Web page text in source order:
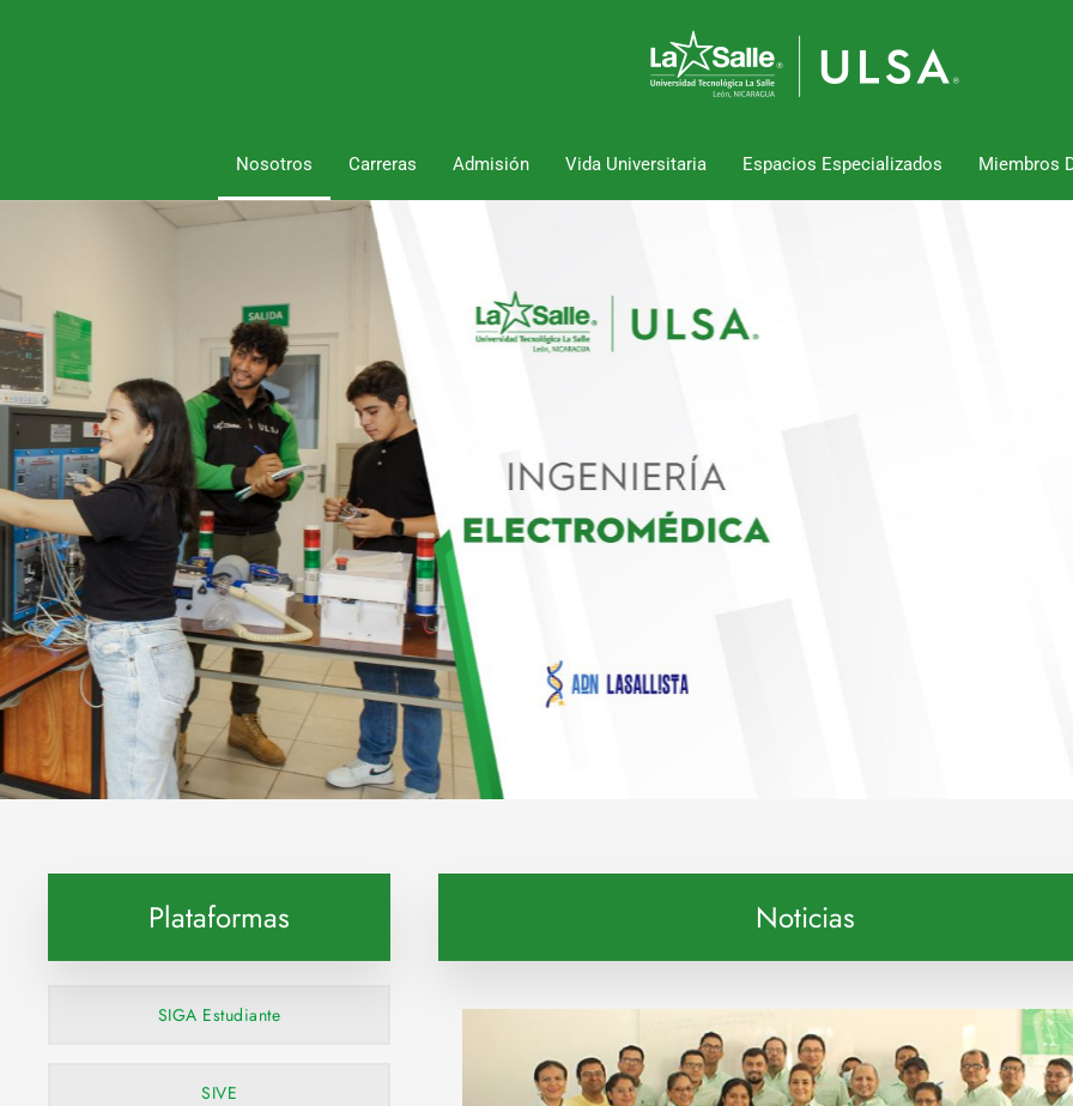
Nosotros Carreras Admisión Vida Universitaria Espacios Especializados Miembros
Explora esta carrera
Plataformas
SIGA Estudiante
SIVE
Noticias